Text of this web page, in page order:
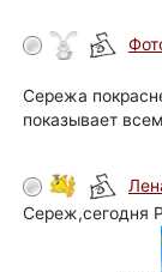
Сережа
показывает
Сереж,сегодня